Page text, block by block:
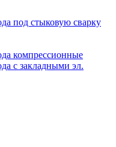
под стыковую сварку
компрессионные
с закладными эл.